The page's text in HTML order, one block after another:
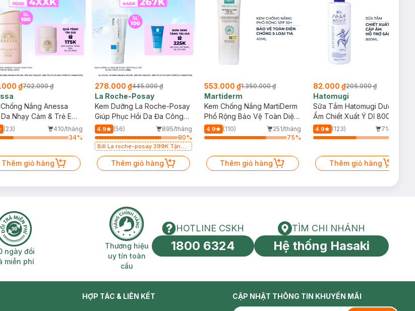
₫702.000 ₫
Nắng Anessa
Nhạy Cảm & Trẻ Em
(23)
410/tháng
34%
Thêm giỏ hàng
278.000 ₫445.000 ₫
La Roche-Posay
Kem Dưỡng La Roche-Posay
Giúp Phục Hồi Da Đa Công
Dụng 40ml
4.9 (56)
895/tháng
80%
Bill La roche-posay 399K Tặng
Gel rửa mặt da dầu nhạy cảm
50ml (SL có hạn)
Thêm giỏ hàng
553.000 ₫1.350.000 ₫
Martiderm
Kem Chống Nắng MartiDerm
Phổ Rộng Bảo Vệ Toàn Diện
40ml
4.9 (110)
251/tháng
75%
Thêm giỏ hàng
82.000 ₫205.000 ₫
Hatomugi
Sữa Tắm Hatomugi Dưỡng
Ẩm Chiết Xuất Ý Dĩ 800ml
4.9 (123)
714/tháng
Thêm giỏ hàng
30 ngày đổi trả miễn phí
ngày đổi
miễn phí
Thương hiệu uy tín toàn cầu
Thương hiệu
uy tín toàn
cầu
HOTLINE CSKH
HOTLINE CSKH
1800 6324
Tìm chi nhánh
TÌM CHI NHÁNH
Hệ thống Hasaki
HỢP TÁC & LIÊN KẾT CẬP NHẬT THÔNG TIN KHUYẾN MÃI